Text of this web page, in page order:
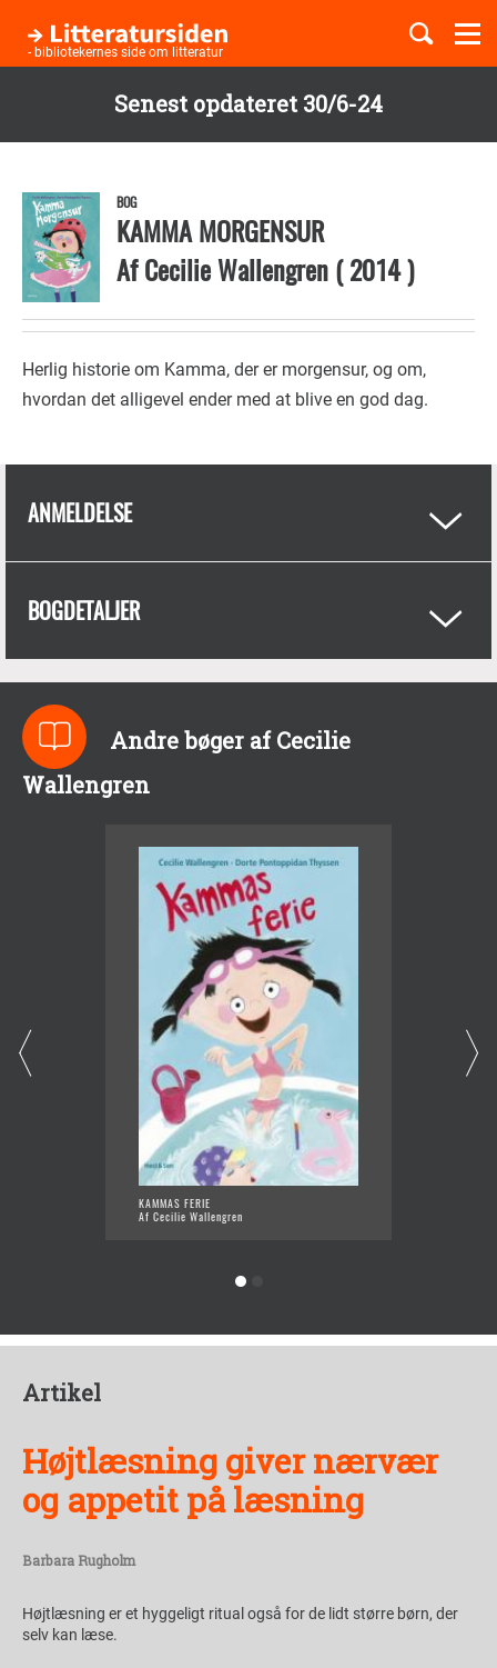
Senest opdateret 30/6-24
hovedindhold
- bibliotekernes side om litteratur
Børnebøger
Temaer
BOG
KAMMA MORGENSUR
AfCecilie Wallengren(2014)
Herlig historie om Kamma, der er morgensur, og om,
hvordan det alligevel ender med at blive en god dag.
ANMELDELSE
BOGDETALJER
Andre bøger af Cecilie
Wallengren
KAMMAS FERIE
Af Cecilie Wallengren
Artikel
Højtlæsning giver nærvær
og appetit på læsning
Barbara Rugholm
Højtlæsning er et hyggeligt ritual også for de lidt større børn, der
selv kan læse.